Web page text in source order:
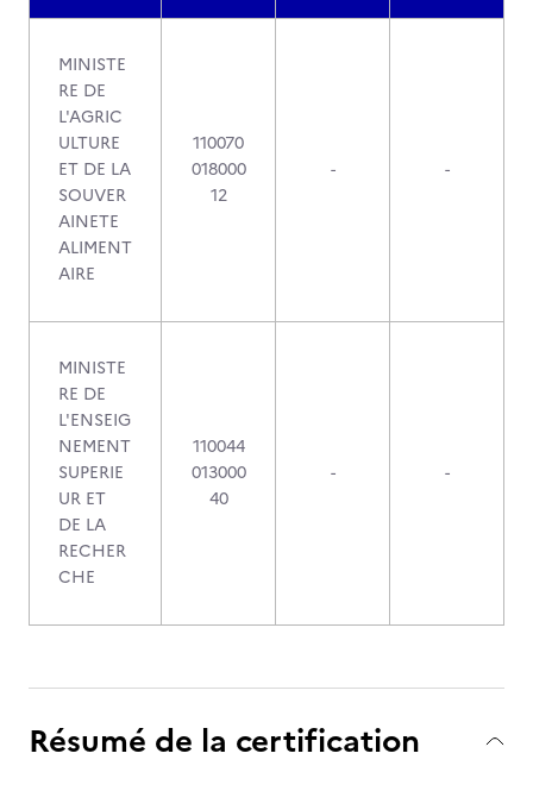
MINISTE
RE DE
L'AGRIC
ULTURE
ET DE LA
SOUVER
AINETE
ALIMENT
AIRE
110070
018000
12
- -
MINISTE
RE DE
L'ENSEIG
NEMENT
SUPERIE
UR ET
DE LA
RECHER
CHE
110044
013000
40
- -
Résumé de la certification